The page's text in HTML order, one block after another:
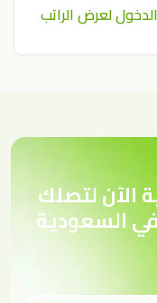
لعرض الراتب
الآن لتصلك
السعودية